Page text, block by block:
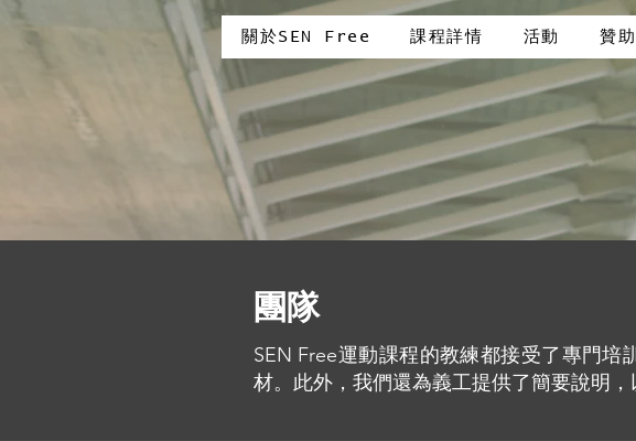
關於SEN Free 課程詳情 活動 贊
團隊
SEN Free運動課程的教練都接受了專門
材。此外，我們還為義工提供了簡要說明